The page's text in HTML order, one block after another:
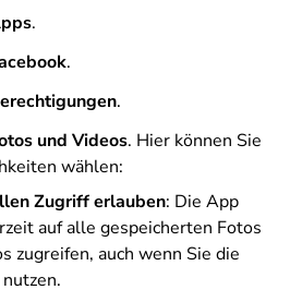
.
.
.
und Videos. Hier können Sie
wählen:
Zugriff erlauben: Die App
auf alle gespeicherten Fotos
zugreifen, auch wenn Sie die